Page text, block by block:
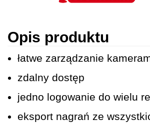
Opis produktu
łatwe zarządzanie
zdalny dostęp
jedno logowanie do wielu
eksport nagrań ze